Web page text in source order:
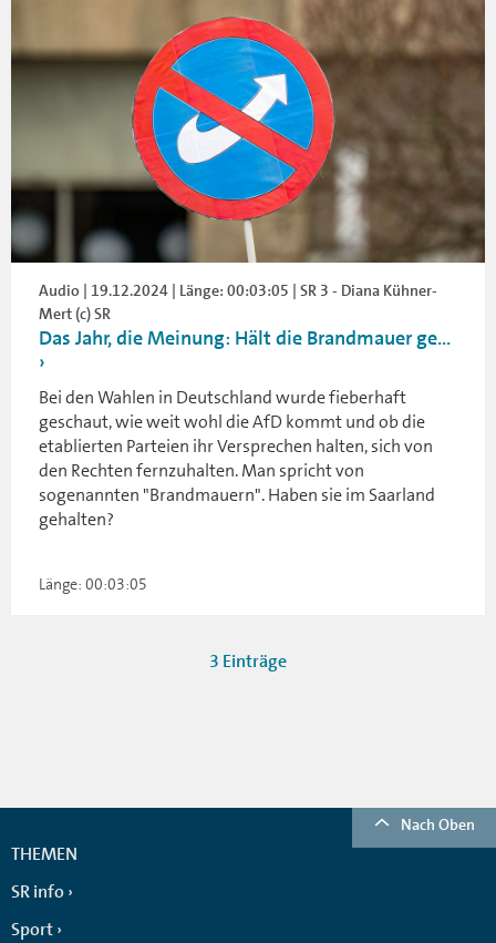
Audio | 19.12.2024 | Länge: 00:03:05 | SR 3 - Diana Kühner-
Mert (c) SR
Das Jahr, die Meinung: Hält die Brandmauer ge...
Bei den Wahlen in Deutschland wurde fieberhaft
geschaut, wie weit wohl die AfD kommt und ob die
etablierten Parteien ihr Versprechen halten, sich von
den Rechten fernzuhalten. Man spricht von
sogenannten "Brandmauern". Haben sie im Saarland
gehalten?
Länge: 00:03:05
3 Einträge
Nach Oben
THEMEN
SR info
Sport